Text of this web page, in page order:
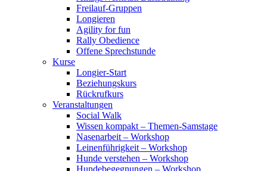
Freilauf-Gruppen
Longieren
Agility for fun
Rally Obedience
Offene Sprechstunde
Kurse
Longier-Start
Beziehungskurs
Rückrufkurs
Veranstaltungen
Social Walk
Wissen kompakt – Themen-Samstage
Nasenarbeit – Workshop
Leinenführigkeit – Workshop
Hunde verstehen – Workshop
Hundebegegnungen – Workshop